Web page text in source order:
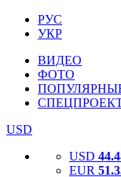
РУС
УКР
ВИДЕО
ФОТО
USD
USD
EUR